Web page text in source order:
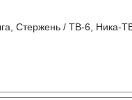
Стержень / ТВ-6, Ника-